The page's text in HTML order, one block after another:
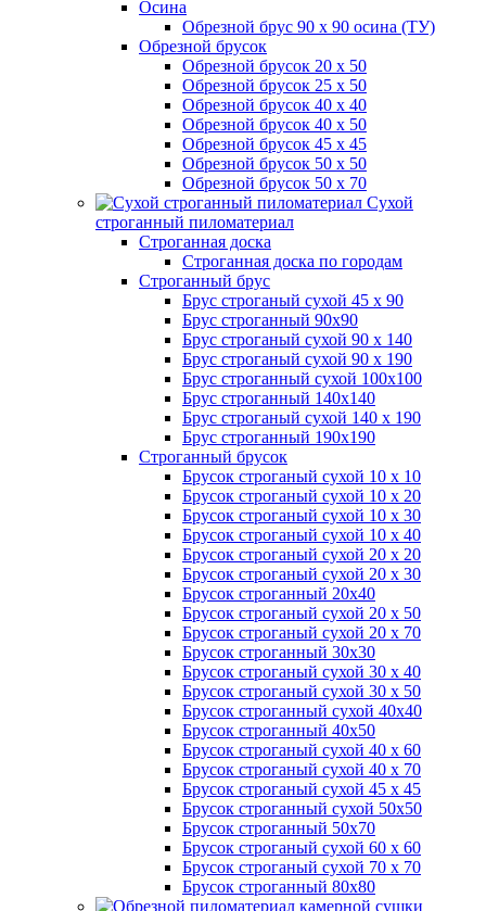
Осина
Обрезной брус 90 х 90 осина (ТУ)
Обрезной брусок
Обрезной брусок 20 х 50
Обрезной брусок 25 х 50
Обрезной брусок 40 х 40
Обрезной брусок 40 х 50
Обрезной брусок 45 х 45
Обрезной брусок 50 х 50
Обрезной брусок 50 х 70
Сухой
строганный пиломатериал
Строганная доска
Строганная доска по городам
Строганный брус
Брус строганый сухой 45 х 90
Брус строганный 90х90
Брус строганый сухой 90 х 140
Брус строганый сухой 90 х 190
Брус строганный сухой 100х100
Брус строганный 140х140
Брус строганый сухой 140 х 190
Брус строганный 190х190
Строганный брусок
Брусок строганый сухой 10 х 10
Брусок строганый сухой 10 х 20
Брусок строганый сухой 10 х 30
Брусок строганый сухой 10 х 40
Брусок строганый сухой 20 х 20
Брусок строганый сухой 20 х 30
Брусок строганный 20х40
Брусок строганый сухой 20 х 50
Брусок строганый сухой 20 х 70
Брусок строганный 30х30
Брусок строганый сухой 30 х 40
Брусок строганый сухой 30 х 50
Брусок строганный сухой 40х40
Брусок строганный 40х50
Брусок строганый сухой 40 х 60
Брусок строганый сухой 40 х 70
Брусок строганый сухой 45 х 45
Брусок строганный сухой 50х50
Брусок строганный 50х70
Брусок строганый сухой 60 х 60
Брусок строганый сухой 70 х 70
Брусок строганный 80х80